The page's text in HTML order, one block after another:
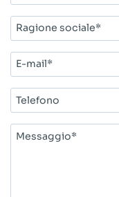
Ragione
sociale*
E-
mail*
Telefono
Messaggio*